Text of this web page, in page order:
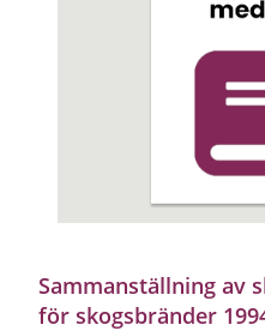
Sammanställning av
för skogsbränder